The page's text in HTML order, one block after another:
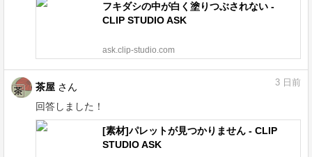
フキダシの中が白く塗りつぶされない -
CLIP STUDIO ASK
ask.clip-studio.com
茶屋 さん
回答しました！
3 日前
[素材]パレットが見つかりません - CLIP
STUDIO ASK